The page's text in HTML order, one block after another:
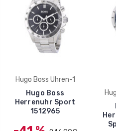
Hugo Boss Uhren-1
Hugo Boss
Herrenuhr Sport
1512965